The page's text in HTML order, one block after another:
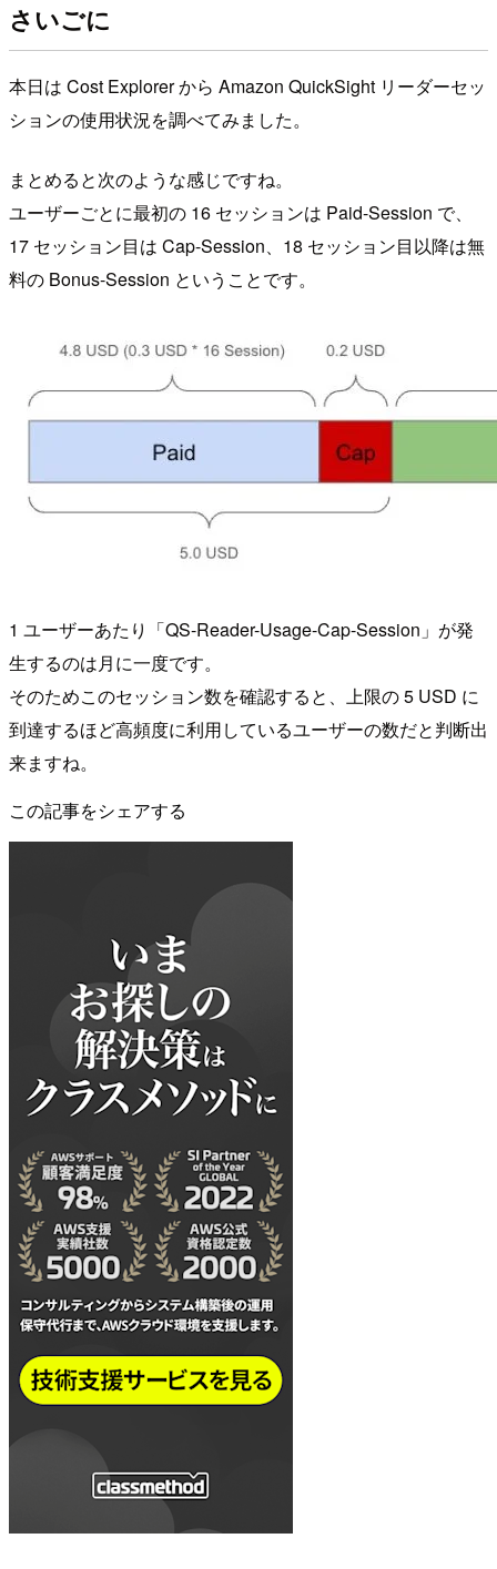
さいごに
本日は Cost Explorer から Amazon QuickSight リーダーセッ
ションの使用状況を調べてみました。
まとめると次のような感じですね。
ユーザーごとに最初の 16 セッションは Paid-Session で、
17 セッション目は Cap-Session、18 セッション目以降は無
料の Bonus-Session ということです。
1 ユーザーあたり「QS-Reader-Usage-Cap-Session」が発
生するのは月に一度です。
そのためこのセッション数を確認すると、上限の 5 USD に
到達するほど高頻度に利用しているユーザーの数だと判断出
来ますね。
この記事をシェアする